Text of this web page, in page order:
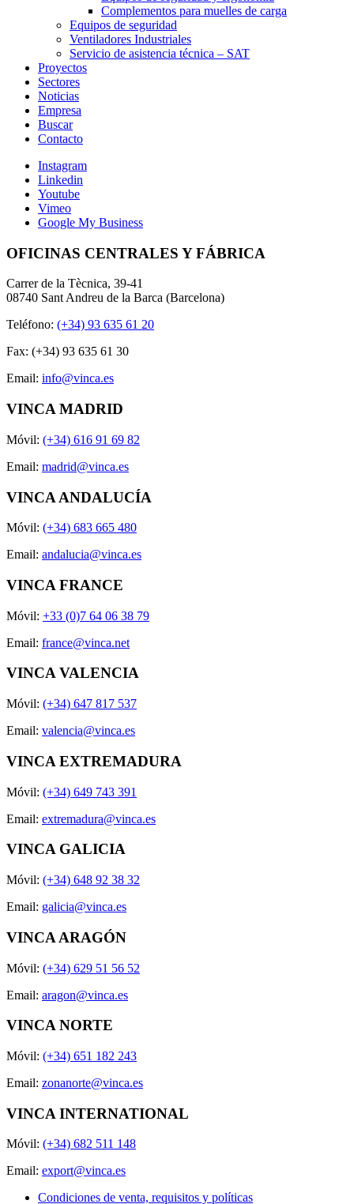
Complementos para muelles de carga
Equipos de seguridad
Ventiladores Industriales
Servicio de asistencia técnica – SAT
Proyectos
Sectores
Noticias
Empresa
Buscar
Contacto
Instagram
Linkedin
Youtube
Vimeo
Google My Business
OFICINAS CENTRALES Y FÁBRICA
Carrer de la Tècnica, 39-41
08740 Sant Andreu de la Barca (Barcelona)
Teléfono: (+34) 93 635 61 20
Fax: (+34) 93 635 61 30
Email: info@vinca.es
VINCA MADRID
Móvil: (+34) 616 91 69 82
Email: madrid@vinca.es
VINCA ANDALUCÍA
Móvil: (+34) 683 665 480
Email: andalucia@vinca.es
VINCA FRANCE
Móvil: +33 (0)7 64 06 38 79
Email: france@vinca.net
VINCA VALENCIA
Móvil: (+34) 647 817 537
Email: valencia@vinca.es
VINCA EXTREMADURA
Móvil: (+34) 649 743 391
Email: extremadura@vinca.es
VINCA GALICIA
Móvil: (+34) 648 92 38 32
Email: galicia@vinca.es
VINCA ARAGÓN
Móvil: (+34) 629 51 56 52
Email: aragon@vinca.es
VINCA NORTE
Móvil: (+34) 651 182 243
Email: zonanorte@vinca.es
VINCA INTERNATIONAL
Móvil: (+34) 682 511 148
Email: export@vinca.es
Condiciones de venta, requisitos y políticas